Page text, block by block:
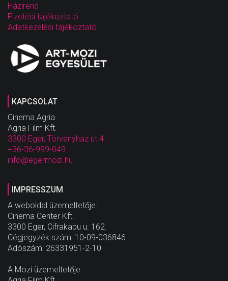
Házirend
Fizetési tájékoztató
Adatkezelési tájékoztató
KAPCSOLAT
Cinema Agria
Agria Film Kft.
3300 Eger, Törvényház út 4
+36-36-999-049
info@egermozi.hu
IMPRESSZUM
A weboldal üzemeltetője:
Cinema Center Kft.
3300 Eger, Cifrakapu u. 162.
Cégjegyzék szám: 10-09-036846
Adószám: 26331951-2-10
A Mozi üzemeltetője: